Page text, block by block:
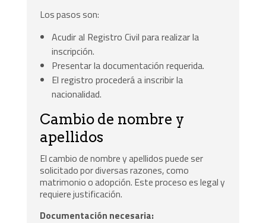
Los pasos son:
Acudir al Registro Civil para realizar la
inscripción.
Presentar la documentación requerida.
El registro procederá a inscribir la
nacionalidad.
Cambio de nombre y
apellidos
El cambio de nombre y apellidos puede ser
solicitado por diversas razones, como
matrimonio o adopción. Este proceso es legal y
requiere justificación.
Documentación necesaria: